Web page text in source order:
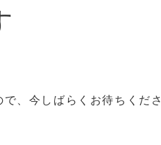
、今しばらくお待ちくださ